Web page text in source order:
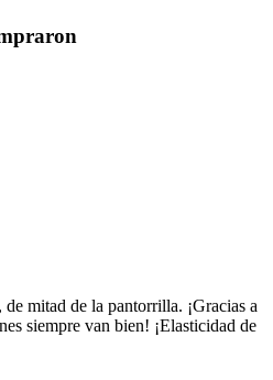
mitad de la pantorrilla. ¡Gracias a
siempre van bien! ¡Elasticidad de